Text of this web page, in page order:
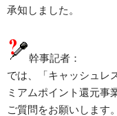
承知しました。
幹事記者：
では、「キャッシュレ
ミアムポイント還元事
ご質問をお願いします。